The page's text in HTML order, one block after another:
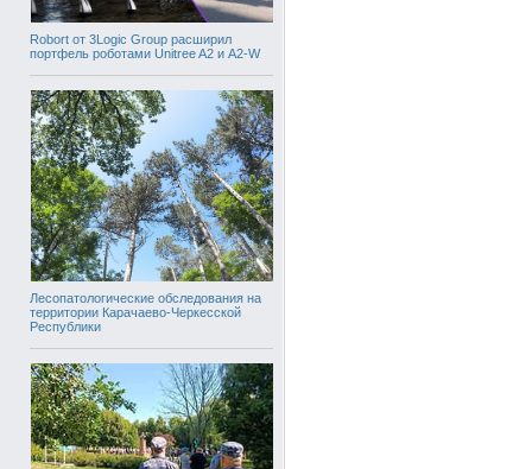
Robort от 3Logic Group расширил
портфель роботами Unitree A2 и A2-W
Лесопатологические обследования на
территории Карачаево-Черкесской
Республики